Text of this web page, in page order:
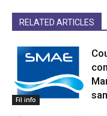
RELATED ARTICLES
Fil info